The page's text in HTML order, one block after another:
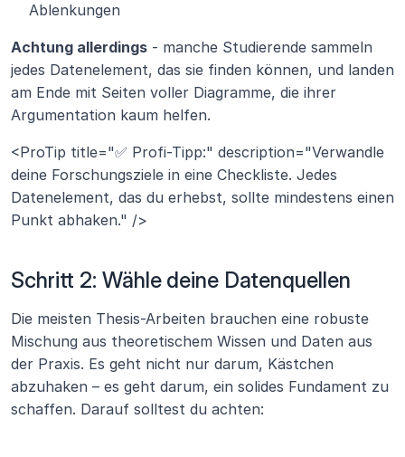
Ablenkungen
Achtung allerdings - manche Studierende sammeln
jedes Datenelement, das sie finden können, und landen
am Ende mit Seiten voller Diagramme, die ihrer
Argumentation kaum helfen.
<ProTip title="✅ Profi-Tipp:" description="Verwandle
deine Forschungsziele in eine Checkliste. Jedes
Datenelement, das du erhebst, sollte mindestens einen
Punkt abhaken." />
Schritt 2: Wähle deine Datenquellen
Die meisten Thesis-Arbeiten brauchen eine robuste
Mischung aus theoretischem Wissen und Daten aus
der Praxis. Es geht nicht nur darum, Kästchen
abzuhaken – es geht darum, ein solides Fundament zu
schaffen. Darauf solltest du achten: